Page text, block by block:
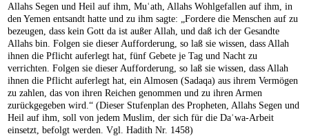
Allahs Segen und Heil auf ihm, Muʿath, Allahs Wohlgefallen auf ihm, in
den Yemen entsandt hatte und zu ihm sagte: „Fordere die Menschen auf zu
bezeugen, dass kein Gott da ist außer Allah, und daß ich der Gesandte
Allahs bin. Folgen sie dieser Aufforderung, so laß sie wissen, dass Allah
ihnen die Pflicht auferlegt hat, fünf Gebete je Tag und Nacht zu
verrichten. Folgen sie dieser Aufforderung, so laß sie wissen, dass Allah
ihnen die Pflicht auferlegt hat, ein Almosen (Sadaqa) aus ihrem Vermögen
zu zahlen, das von ihren Reichen genommen und zu ihren Armen
zurückgegeben wird.“ (Dieser Stufenplan des Propheten, Allahs Segen und
Heil auf ihm, soll von jedem Muslim, der sich für die Daʿwa-Arbeit
einsetzt, befolgt werden. Vgl. Hadith Nr. 1458)